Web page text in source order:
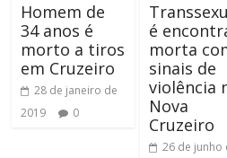
Homem de
34 anos é
morto a tiros
em Cruzeiro
28 de janeiro de
2019
0
é
morta
sinais de
violência
Nova
Cruzeiro
26 de junho